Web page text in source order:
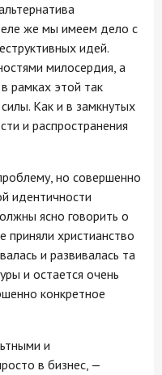
же мы имеем дело с
идей.
милосердия, а
рамках этой так
Как и в замкнутых
и распространения
но совершенно
идентичности
ясно говорить о
христианство
и развивалась та
и остается очень
конкретное
и
в бизнес, —